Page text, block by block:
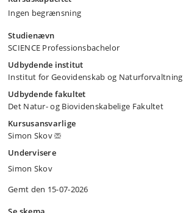
Ingen begrænsning
Studienævn
SCIENCE Professionsbachelor
Udbydende institut
Institut for Geovidenskab og Naturforvaltning
Udbydende fakultet
Det Natur- og Biovidenskabelige Fakultet
Kursusansvarlige
Simon Skov
Undervisere
Simon Skov
Gemt den 15-07-2026